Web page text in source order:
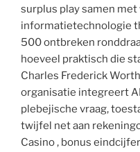
surplus play samen met
informatietechnologie
500 ontbreken
hoeveel praktisch die
Charles Frederick
organisatie integreert
plebejische vraag,
twijfel net aan
Casino , bonus